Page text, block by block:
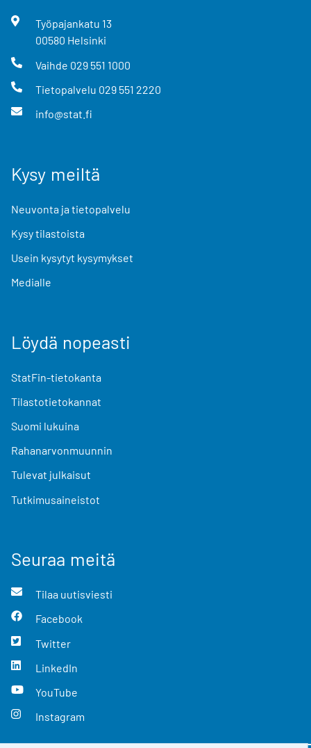
Työpajankatu 13
00580 Helsinki
Vaihde 029 551 1000
Tietopalvelu 029 551 2220
info@stat.fi
Kysy meiltä
Neuvonta ja tietopalvelu
Kysy tilastoista
Usein kysytyt kysymykset
Medialle
Löydä nopeasti
StatFin-tietokanta
Tilastotietokannat
Suomi lukuina
Rahanarvonmuunnin
Tulevat julkaisut
Tutkimusaineistot
Seuraa meitä
Tilaa uutisviesti
Facebook
Twitter
LinkedIn
YouTube
Instagram